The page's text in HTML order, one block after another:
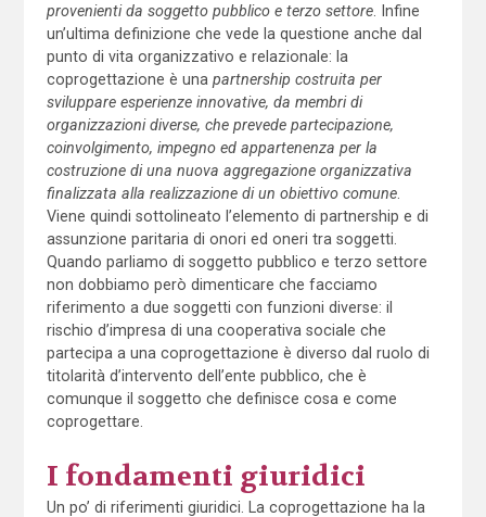
provenienti da soggetto pubblico e terzo settore. Infine
un’ultima definizione che vede la questione anche dal
punto di vita organizzativo e relazionale: la
coprogettazione è una partnership costruita per
sviluppare esperienze innovative, da membri di
organizzazioni diverse, che prevede partecipazione,
coinvolgimento, impegno ed appartenenza per la
costruzione di una nuova aggregazione organizzativa
finalizzata alla realizzazione di un obiettivo comune.
Viene quindi sottolineato l’elemento di partnership e di
assunzione paritaria di onori ed oneri tra soggetti.
Quando parliamo di soggetto pubblico e terzo settore
non dobbiamo però dimenticare che facciamo
riferimento a due soggetti con funzioni diverse: il
rischio d’impresa di una cooperativa sociale che
partecipa a una coprogettazione è diverso dal ruolo di
titolarità d’intervento dell’ente pubblico, che è
comunque il soggetto che definisce cosa e come
coprogettare.
I fondamenti giuridici
Un po’ di riferimenti giuridici. La coprogettazione ha la